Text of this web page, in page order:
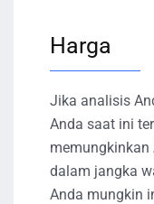
Harga
Jika analisis
Anda saat ini
dalam jangka
Anda mungkin